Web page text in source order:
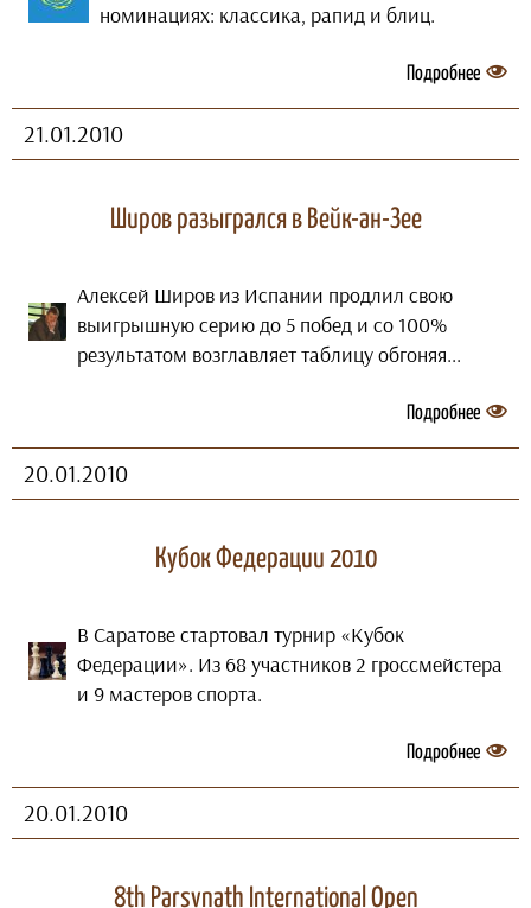
номинациях: классика, рапид и блиц.
Подробнее
21.01.2010
Широв разыгрался в Вейк-ан-Зее
Алексей Широв из Испании продлил свою
выигрышную серию до 5 побед и со 100%
результатом возглавляет таблицу обгоняя...
Подробнее
20.01.2010
Кубок Федерации 2010
В Саратове стартовал турнир «Кубок
Федерации». Из 68 участников 2 гроссмейстера
и 9 мастеров спорта.
Подробнее
20.01.2010
8th Parsvnath International Open